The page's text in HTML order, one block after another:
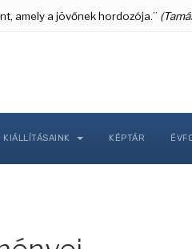
amely a jövőnek hordozója.”
KIÁLLÍTÁSAINK KÉPTÁR